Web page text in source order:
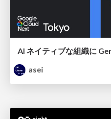
asei